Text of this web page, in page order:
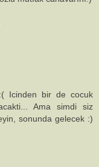
Icinden bir de cocuk
Ama simdi siz
sonunda gelecek :)